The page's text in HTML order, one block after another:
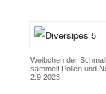
Weibchen der
sammelt Pollen und
2.9.2023